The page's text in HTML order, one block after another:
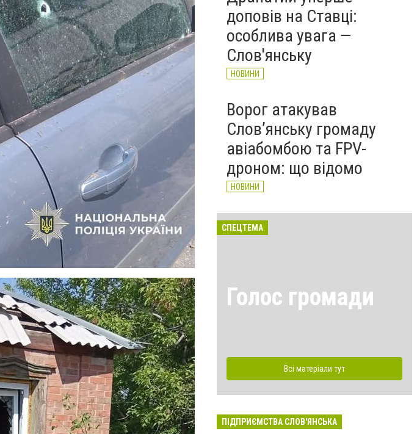
доповів на Ставці:
особлива увага —
Слов'янську
НОВИНИ
Ворог атакував
Слов’янську громаду
авіабомбою та FPV-
дроном: що відомо
НОВИНИ
СПЕЦТЕМА
Голос громади
Всі матеріали тут
ПІДПРИЄМСТВА СЛОВ'ЯНСЬКА